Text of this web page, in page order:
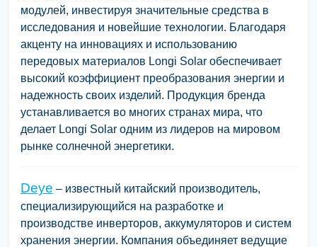
модулей, инвестируя значительные средства в
исследования и новейшие технологии. Благодаря
акценту на инновациях и использованию
передовых материалов Longi Solar обеспечивает
высокий коэффициент преобразования энергии и
надежность своих изделий. Продукция бренда
устанавливается во многих странах мира, что
делает Longi Solar одним из лидеров на мировом
рынке солнечной энергетики.
Deye – известный китайский производитель,
специализирующийся на разработке и
производстве инверторов, аккумуляторов и систем
хранения энергии. Компания объединяет ведущие